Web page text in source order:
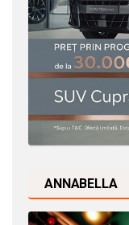
ANNABELLA